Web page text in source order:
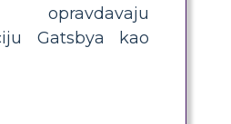
Gatsbya kao